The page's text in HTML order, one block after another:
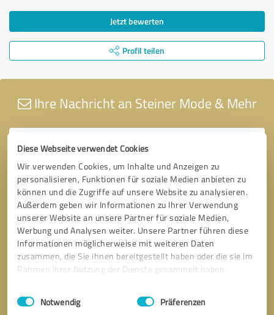
Diese Webseite verwendet Cookies
Wir verwenden Cookies, um Inhalte und Anzeigen zu
personalisieren, Funktionen für soziale Medien anbieten zu
können und die Zugriffe auf unsere Website zu analysieren.
Außerdem geben wir Informationen zu Ihrer Verwendung
unserer Website an unsere Partner für soziale Medien,
Werbung und Analysen weiter. Unsere Partner führen diese
Informationen möglicherweise mit weiteren Daten
zusammen, die Sie ihnen bereitgestellt haben oder die sie im
Rahmen Ihrer Nutzung der Dienste gesammelt haben.
Impressum Datenschutzbestimmungen
Einwilligungsauswahl
Notwendig Präferenzen
Jetzt bewerten
Profil teilen
Ihre Nachricht an Steiner Mode & Mehr